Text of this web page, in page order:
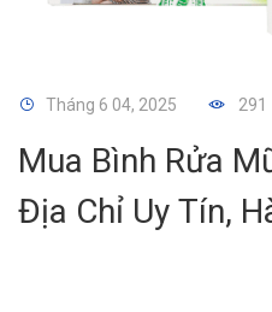
Tháng 6 04, 2025 291
Mua Bình Rửa
Địa Chỉ Uy Tín,